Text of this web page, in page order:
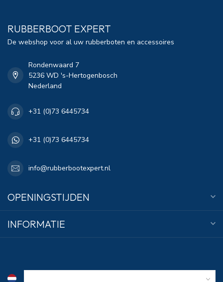
RUBBERBOOT EXPERT
De webshop voor al uw rubberboten en accessoires
Rondenwaard 7
5236 WD 's-Hertogenbosch
Nederland
+31 (0)73 6445734
+31 (0)73 6445734
info@rubberbootexpert.nl
OPENINGSTIJDEN
INFORMATIE